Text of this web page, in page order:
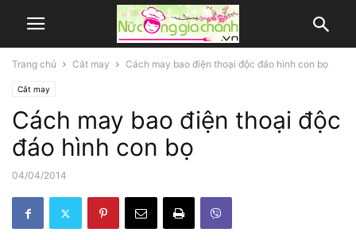
Trang chủ Cắt may Cách may bao điện thoại độc đáo hình con bọ
Cắt may
Cách may bao điện thoại độc
đáo hình con bọ
04/04/2014